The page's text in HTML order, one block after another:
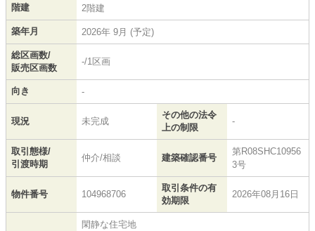
階建 2階建
築年月 2026年 9月 (予定)
総区画数/
販売区画数
-/1区画
向き -
現況 未完成
その他の法令
上の制限
-
取引態様/
引渡時期
仲介/相談 建築確認番号
第R08SHC10956
3号
物件番号 104968706
取引条件の有
効期限
2026年08月16日
閑静な住宅地